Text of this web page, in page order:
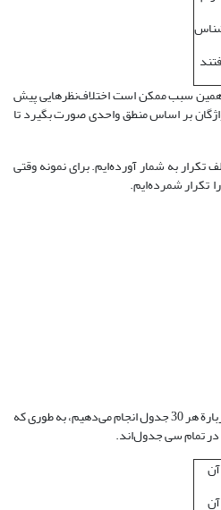
همین سبب ممکن است اختلاف‌نظرهایی پیش
بر اساس منطق واحدی صورت بگیرد تا
به شمار آورده‌ایم. برای نمونه وقتی
تکرار شمرده‌ایم.
بعد از تعیین مرز واژه، کلمات تکراری را خط می‌زنیم و کلمات باقی مانده را که واژگانی متنوع‌اند، به جدول دیگری منتقل می‌کنیم. این کار را دربارة هر 30 جدول انجام می‌دهیم، به طوری که
در تمام سی جدول‌اند.
آن
آن